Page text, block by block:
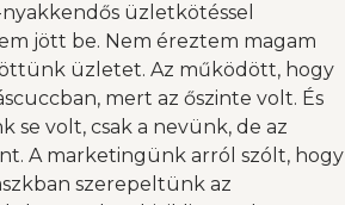
üzletkötéssel
jött be. Nem éreztem magam
üzletet. Az működött, hogy
mert az őszinte volt. És
se volt, csak a nevünk, de az
A marketingünk arról szólt, hogy
szerepeltünk az